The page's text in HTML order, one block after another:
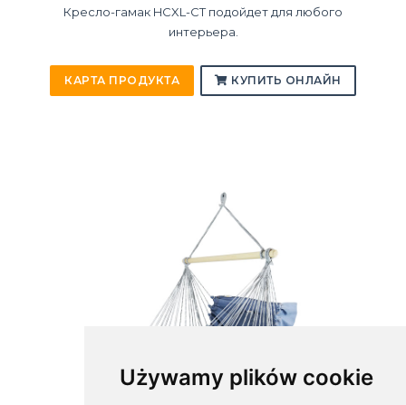
Używamy plików cookie
Кресло-гамак HCXL-CT подойдет для любого
интерьера.
КАРТА ПРОДУКТА КУПИТЬ ОНЛАЙН